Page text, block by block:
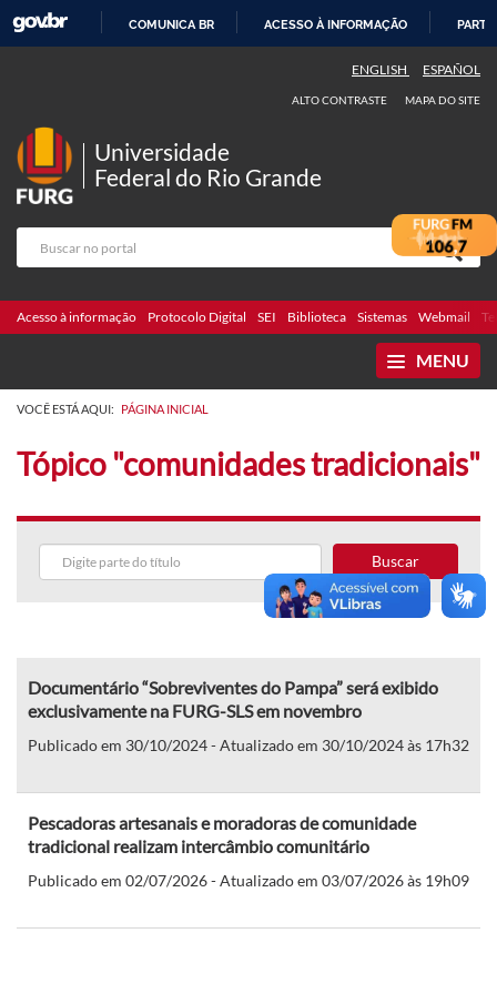
COMUNICA BR ACESSO À INFORMAÇÃO
ENGLISH ESPAÑOL
ALTO CONTRASTE MAPA DO SITE
Universidade
Federal do Rio Grande
Acesso à informação Protocolo Digital SEI Biblioteca Sistemas Webmail
MENU
VOCÊ ESTÁ AQUI: PÁGINA INICIAL
Tópico "comunidades tradicionais"
Buscar
Documentário “Sobreviventes do Pampa” será exibido
exclusivamente na FURG-SLS em novembro
Publicado em 30/10/2024 - Atualizado em 30/10/2024 às 17h32
Pescadoras artesanais e moradoras de comunidade
tradicional realizam intercâmbio comunitário
Publicado em 02/07/2026 - Atualizado em 03/07/2026 às 19h09